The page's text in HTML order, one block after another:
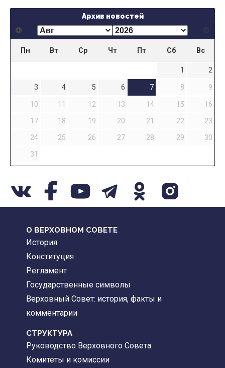
Архив новостей
Пн Вт Ср Чт Пт Сб Вс
1
2
3
4 5 6 7 8
9
10
11 12 13 14 15
16
17
18 19 20 21 22
23
24
25 26 27 28 29
30
31
О ВЕРХОВНОМ СОВЕТЕ
История
Конституция
Регламент
Государственные символы
Верховный Совет: история, факты и
комментарии
CТРУКТУРА
Руководство Верховного Совета
Комитеты и комиссии